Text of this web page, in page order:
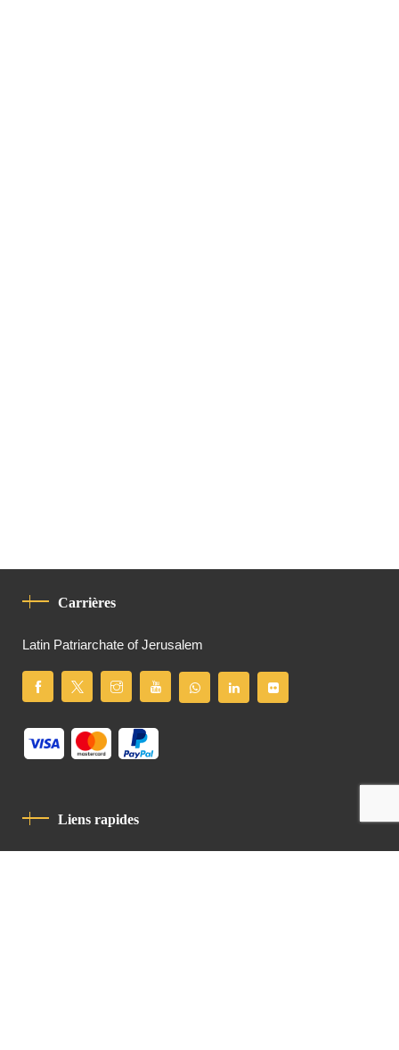
Carrières
Latin Patriarchate of Jerusalem
Liens rapides